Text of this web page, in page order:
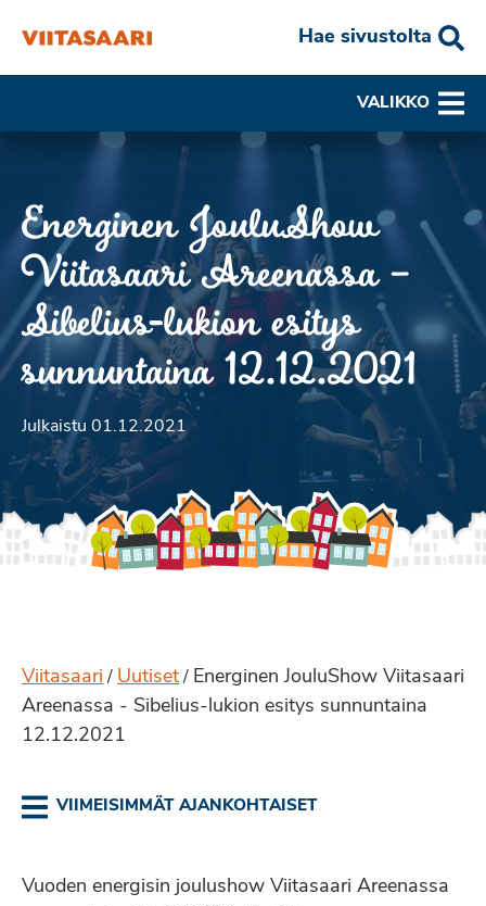
Hae sivustolta
VALIKKO
Energinen JouluShow
Viitasaari Areenassa –
Sibelius-lukion esitys
sunnuntaina 12.12.2021
Julkaistu 01.12.2021
Viitasaari / Uutiset / Energinen JouluShow Viitasaari
Areenassa - Sibelius-lukion esitys sunnuntaina
12.12.2021
VIIMEISIMMÄT AJANKOHTAISET
Vuoden energisin joulushow Viitasaari Areenassa